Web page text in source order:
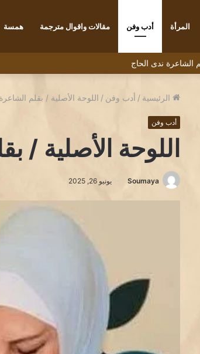
المرأة أدب وفن مقالات واقوال مترجمة همسة
الشاعرة ندى الحاج
الرئيسية / أدب وفن / اللوحة الأصلية / بقلم
أدب وفن
اللوحة الأصلية /
Soumaya يونيو 26, 2025